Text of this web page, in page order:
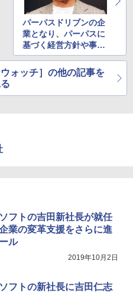
パーパスドリブンの企
業となり、パーパスに
基づく経営方針や事業
戦略を実践する――、
富士通・時田隆仁社長
ォッチ］の他の記事を
フトの吉田新社長が就任
業の変革支援をさらに進
ル
2019年10月2日
フトの新社長に吉田仁志